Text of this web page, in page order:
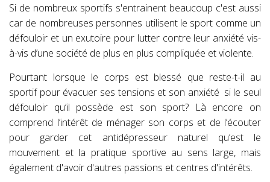
Si de nombreux sportifs s'entrainent beaucoup c'est aussi
car de nombreuses personnes utilisent le sport comme un
défouloir et un exutoire pour lutter contre leur anxiété vis-
à-vis d’une société de plus en plus compliquée et violente.
Pourtant lorsque le corps est blessé que reste-t-il au
sportif pour évacuer ses tensions et son anxiété si le seul
défouloir qu’il possède est son sport? Là encore on
comprend l’intérêt de ménager son corps et de l’écouter
pour garder cet antidépresseur naturel qu’est le
mouvement et la pratique sportive au sens large, mais
également d'avoir d'autres passions et centres d'intérêts.